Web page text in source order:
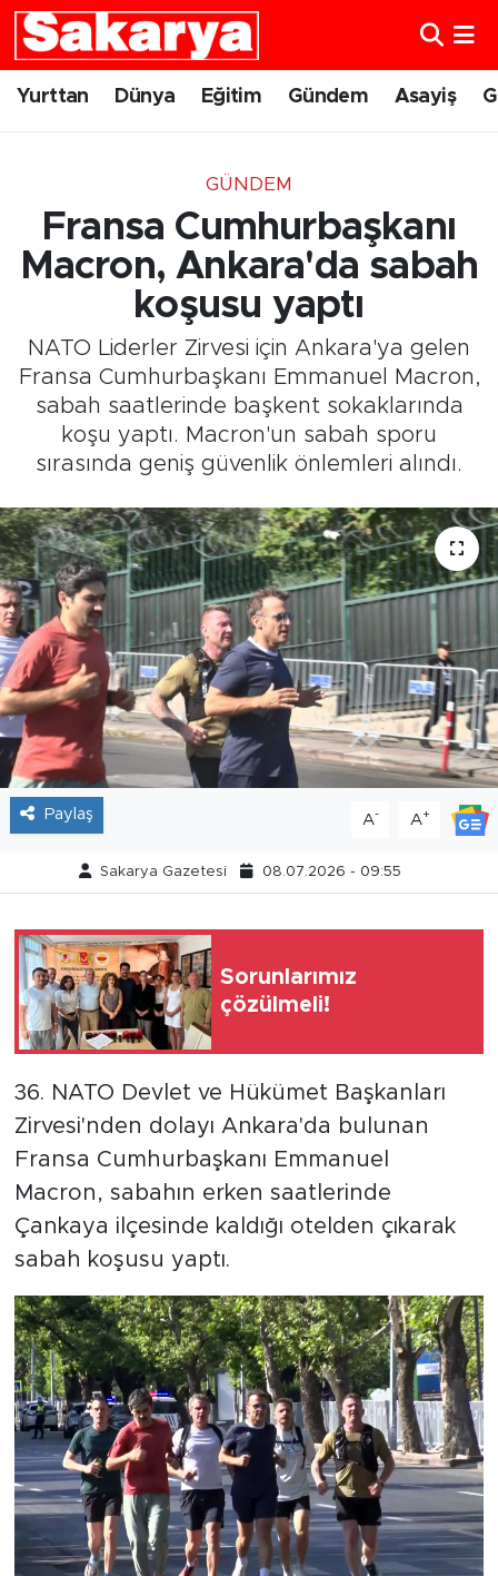
Yurttan Dünya Eğitim Gündem Asayiş
GÜNDEM
Fransa Cumhurbaşkanı
Macron, Ankara'da sabah
koşusu yaptı
NATO Liderler Zirvesi için Ankara'ya gelen
Fransa Cumhurbaşkanı Emmanuel Macron,
sabah saatlerinde başkent sokaklarında
koşu yaptı. Macron'un sabah sporu
sırasında geniş güvenlik önlemleri alındı.
Paylaş A- A+
Sakarya Gazetesi 08.07.2026 - 09:55
Sorunlarımız
çözülmeli!
36. NATO Devlet ve Hükümet Başkanları
Zirvesi'nden dolayı Ankara'da bulunan
Fransa Cumhurbaşkanı Emmanuel
Macron, sabahın erken saatlerinde
Çankaya ilçesinde kaldığı otelden çıkarak
sabah koşusu yaptı.
Yurttan
Gündem
Eskişehirspor
Spor
Sağlık
Kültür Sanat
Tarihçe
Resmi İlanlar
Söyleşi
Foto Şaka
Teknoloji
Politika
Eskişehir Nöbetçi Eczaneler
Eskişehir Trafik Yoğunluk Haritası
Süper Lig Puan Durumu ve Fikstür
Tüm Manşetler
Son Dakika Haberleri
Haber Arşivi